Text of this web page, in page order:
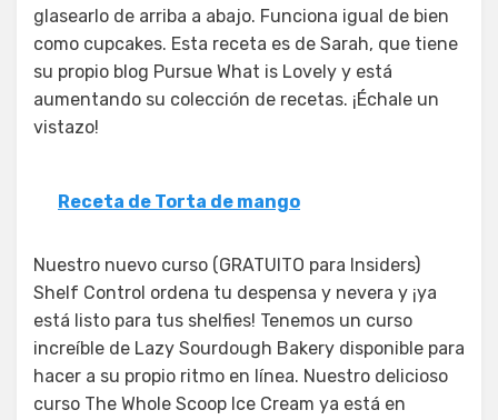
glasearlo de arriba a abajo. Funciona igual de bien
como cupcakes. Esta receta es de Sarah, que tiene
su propio blog Pursue What is Lovely y está
aumentando su colección de recetas. ¡Échale un
vistazo!
Receta de Torta de mango
Nuestro nuevo curso (GRATUITO para Insiders)
Shelf Control ordena tu despensa y nevera y ¡ya
está listo para tus shelfies! Tenemos un curso
increíble de Lazy Sourdough Bakery disponible para
hacer a su propio ritmo en línea. Nuestro delicioso
curso The Whole Scoop Ice Cream ya está en